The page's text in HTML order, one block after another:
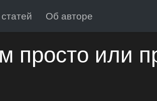
Об авторе
просто или